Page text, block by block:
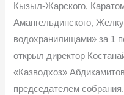
Кызыл-Жарского,
Амангельдинского,
водохранилищами» за 1
открыл директор
«Казводхоз»
председателем